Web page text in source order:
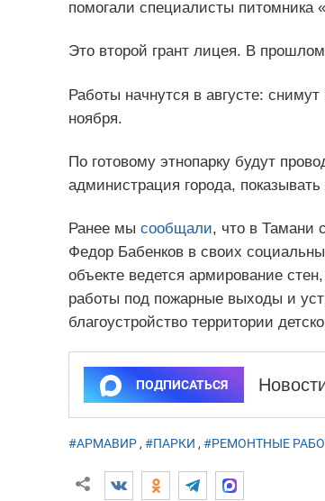
помогали специалисты питомника
Это второй грант лицея. В
Работы начнутся в августе:
ноября.
По готовому этнопарку будут
администрация города,
Ранее мы сообщали, что в Тамани
Федор Бабенков в своих
объекте ведется армирование
работы под пожарные выходы и
благоустройство территории
ПОДПИСАТЬСЯ
#АРМАВИР, #ПАРКИ , #РЕМОНТНЫЕ